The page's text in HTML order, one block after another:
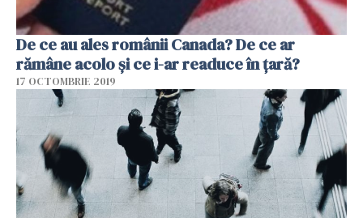
De ce au ales românii Canada? De ce ar
rămâne acolo și ce i-ar readuce în țară?
17 OCTOMBRIE 2019